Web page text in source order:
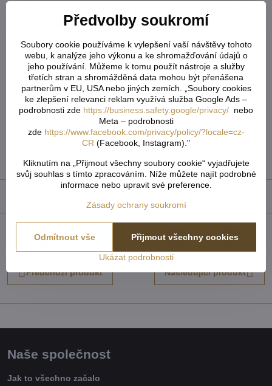
Závěsy jsou vyráběny na zakázku a nelze jej
vrátit v lhůtě 14 dnů. U tohoto zboží
požadujeme zálohu ve výši 50% nebo úhradu
celé předem.
Více z kategorie
Závěsy kusové
Závěsy zatemňovací a 3D motiv exkluzive
Kusové záclony a závěsy
TOP Záclony, závěsy & doplňky
FacebookTwitterBluesky PinterestRedditLinkedInWhatsApp
E-
Předchozí produkt Následující produkt
Naše společnost
Jak to všechno začalo
Předvolby soukromí
Soubory cookie používáme k vylepšení vaší návštěvy tohoto
webu, k analýze jeho výkonu a ke shromažďování údajů o
jeho používání. Můžeme k tomu použít nástroje a služby
třetích stran a shromážděná data mohou být přenášena
partnerům v EU, USA nebo jiných zemích. „Soubory cookies
ke zlepšení relevanci reklam využívá služba Google Ads –
podrobnosti zde https://business.safety.google/privacy/ nebo
Meta – podrobnosti
zde https://www.facebook.com/privacy/policy/?locale=cz-
CR (Facebook, Instagram)."
Kliknutím na „Přijmout všechny soubory cookie“ vyjadřujete
svůj souhlas s tímto zpracováním. Níže můžete najít podrobné
informace nebo upravit své preference.
Zásady ochrany soukromí
Ukázat podrobnosti
Přijmout všechny cookies
Odmítnout vše